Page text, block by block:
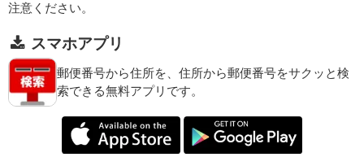
注意ください。
スマホアプリ
郵便番号から住所を、住所から郵便番号をサクッと検
索できる無料アプリです。